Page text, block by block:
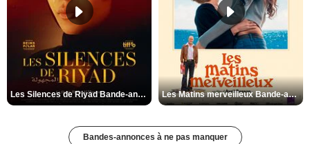
Les Silences de Riyad Bande-annonce VO STFR Les Matins merveilleux Bande-annonce VF
Bandes-annonces à ne pas manquer